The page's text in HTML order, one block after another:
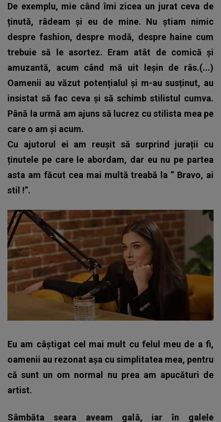
De exemplu, mie când îmi zicea un jurat ceva de
ținută, râdeam și eu de mine. Nu știam nimic
despre fashion, despre modă, despre haine cum
trebuie să le asortez. Eram atât de comică și
amuzantă, acum când mă uit leșin de râs.(...)
Oamenii au văzut potențialul și m-au susținut, au
insistat să fac ceva și să schimb stilistul cumva.
Până la urmă am ajuns să lucrez cu stilista mea pe
care o am și acum.
Cu ajutorul ei am reușit să surprind jurații cu
ținutele pe care le abordam, dar eu nu pe partea
asta am făcut cea mai multă treabă la ” Bravo, ai
stil !”.
Eu am câștigat cel mai mult cu felul meu de a fi,
oamenii au rezonat așa cu simplitatea mea, pentru
că sunt un om normal nu prea am apucături de
artist.
Sâmbăta seara aveam gală, iar în galele